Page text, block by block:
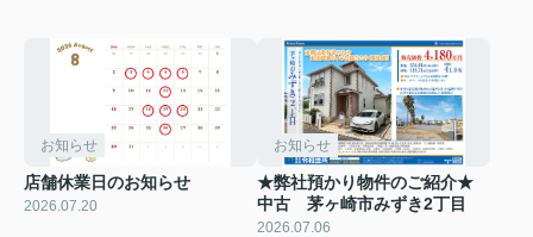
お知らせ
店舗休業日のお知らせ
2026.07.20
お知らせ
★弊社預かり物件のご紹介★
中古 茅ヶ崎市みずき2丁目
2026.07.06